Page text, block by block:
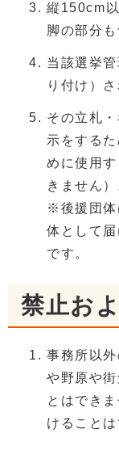
縦150cm
脚の部分も
当該選挙
り付け）
その立札
示をする
めに使用
きません）
※後援団体
体として
です。
禁止お
事務所以
や野原や
とはでき
けることは